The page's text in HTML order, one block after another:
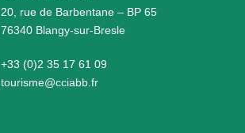
20, rue de Barbentane – BP 65
76340 Blangy-sur-Bresle
+33 (0)2 35 17 61 09
tourisme@cciabb.fr